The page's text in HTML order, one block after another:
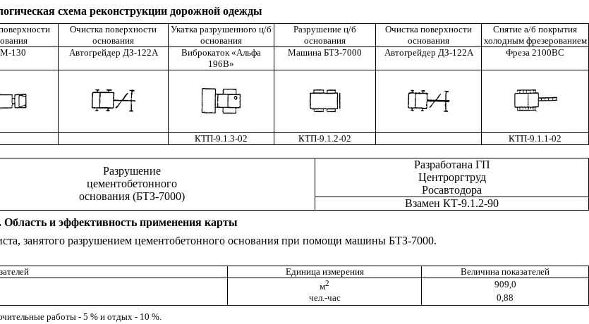
схема реконструкции дорожной одежды
Очистка поверхности
основания
Укатка разрушенного ц/б
основания
Разрушение ц/б
основания
Очистка поверхности
основания
Снятие а/б покрытия
холодным фрезерованием
130 Автогрейдер ДЗ-122А
Виброкаток «Альфа
196В»
Машина БТЗ-7000 Автогрейдер ДЗ-122А Фреза 2100ВС
КТП-9.1.3-02 КТП-9.1.2-02 КТП-9.1.1-02
Разрушение
цементобетонного
основания (БТЗ-7000)
Разработана ГП
Центроргтруд
Росавтодора
Взамен КТ-9.1.2-90
Область и эффективность применения карты
занятого разрушением цементобетонного основания при помощи машины БТЗ-7000.
Единица измерения
Величина показателей
м2
909,0
чел.-час
0,88
работы - 5 % и отдых - 10 %.